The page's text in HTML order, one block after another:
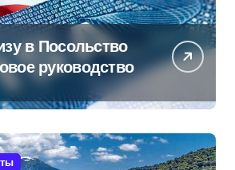
в Посольство
руководство